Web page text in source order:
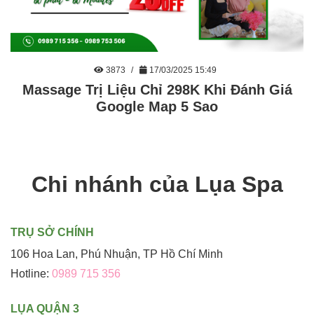
3873 17/03/2025 15:49
Massage Trị Liệu Chỉ 298K Khi Đánh Giá
Google Map 5 Sao
Chi nhánh của Lụa Spa
TRỤ SỞ CHÍNH
106 Hoa Lan, Phú Nhuận, TP Hồ Chí Minh
Hotline: 0989 715 356
LỤA QUẬN 3